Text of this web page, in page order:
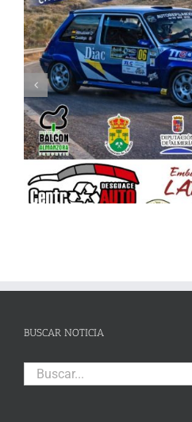
Celebrada la
BUSCAR NOTICIA
Buscar: